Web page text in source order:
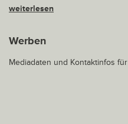
weiterlesen
Werben
Mediadaten und Kontaktinfos für